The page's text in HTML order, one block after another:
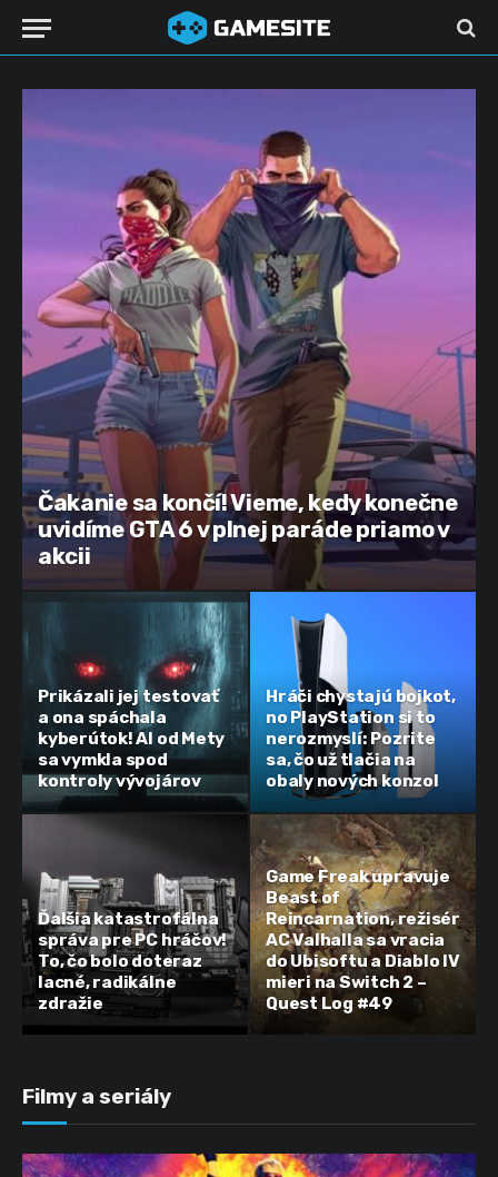
Čakanie sa končí! Vieme, kedy konečne
uvidíme GTA 6 v plnej paráde priamo v
akcii
Prikázali jej testovať
a ona spáchala
kyberútok! AI od Mety
sa vymkla spod
kontroly vývojárov
Hráči chystajú bojkot,
no PlayStation si to
nerozmyslí: Pozrite
sa, čo už tlačia na
obaly nových konzol
Ďalšia katastrofálna
správa pre PC hráčov!
To, čo bolo doteraz
lacné, radikálne
zdražie
Game Freak upravuje
Beast of
Reincarnation, režisér
AC Valhalla sa vracia
do Ubisoftu a Diablo IV
mieri na Switch 2 –
Quest Log #49
Filmy a seriály